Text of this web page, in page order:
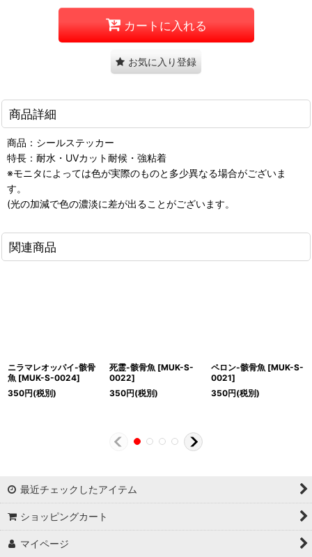
カートに入れる
お気に入り登録
商品詳細
商品：シールステッカー
特長：耐水・UVカット耐候・強粘着
※モニタによっては色が実際のものと多少異なる場合がございま
す。
(光の加減で色の濃淡に差が出ることがございます。
関連商品
ニラマレオッパイ-骸骨
魚 [MUK-S-0024]
350円(税別)
死霊-骸骨魚 [MUK-S-
0022]
350円(税別)
ペロン-骸骨魚 [MUK-S-
0021]
350円(税別)
最近チェックしたアイテム
ショッピングカート
マイページ